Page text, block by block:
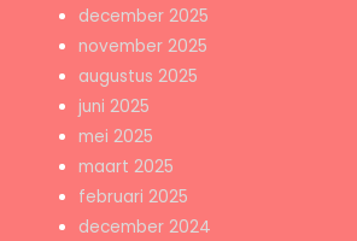
december 2025
november 2025
augustus 2025
juni 2025
mei 2025
maart 2025
februari 2025
december 2024